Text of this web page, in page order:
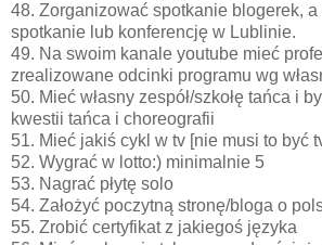
48. Zorganizować spotkanie blogerek,
spotkanie lub konferencję w Lublinie.
49. Na swoim kanale youtube mieć
zrealizowane odcinki programu wg
50. Mieć własny zespół/szkołę tańca i
kwestii tańca i choreografii
51. Mieć jakiś cykl w tv [nie musi to być
52. Wygrać w lotto:) minimalnie 5
53. Nagrać płytę solo
54. Założyć poczytną stronę/bloga o
55. Zrobić certyfikat z jakiegoś języka